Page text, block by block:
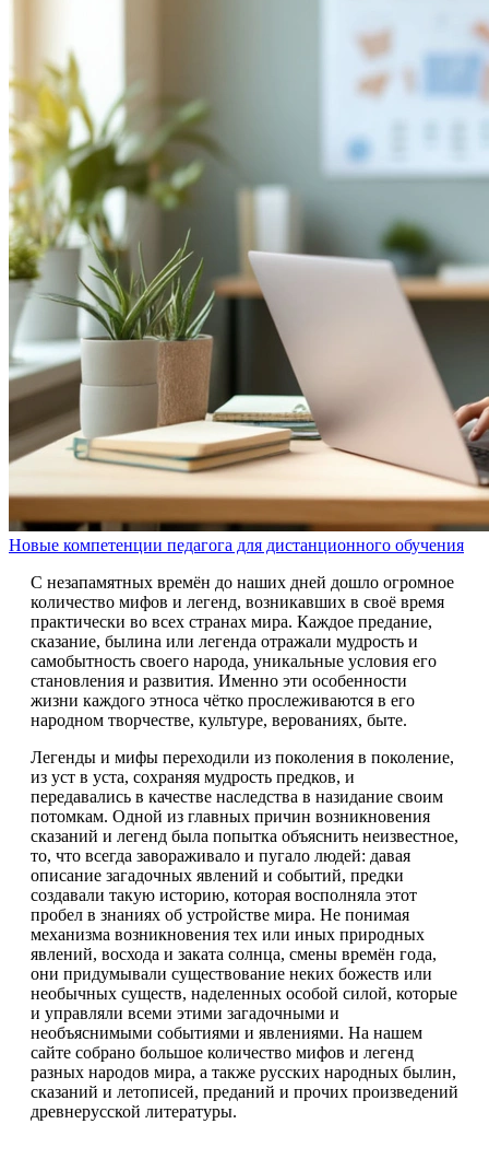
Новые компетенции педагога для дистанционного обучения
С незапамятных времён до наших дней дошло огромное
количество мифов и легенд, возникавших в своё время
практически во всех странах мира. Каждое предание,
сказание, былина или легенда отражали мудрость и
самобытность своего народа, уникальные условия его
становления и развития. Именно эти особенности
жизни каждого этноса чётко прослеживаются в его
народном творчестве, культуре, верованиях, быте.
Легенды и мифы переходили из поколения в поколение,
из уст в уста, сохраняя мудрость предков, и
передавались в качестве наследства в назидание своим
потомкам. Одной из главных причин возникновения
сказаний и легенд была попытка объяснить неизвестное,
то, что всегда завораживало и пугало людей: давая
описание загадочных явлений и событий, предки
создавали такую историю, которая восполняла этот
пробел в знаниях об устройстве мира. Не понимая
механизма возникновения тех или иных природных
явлений, восхода и заката солнца, смены времён года,
они придумывали существование неких божеств или
необычных существ, наделенных особой силой, которые
и управляли всеми этими загадочными и
необъяснимыми событиями и явлениями. На нашем
сайте собрано большое количество мифов и легенд
разных народов мира, а также русских народных былин,
сказаний и летописей, преданий и прочих произведений
древнерусской литературы.